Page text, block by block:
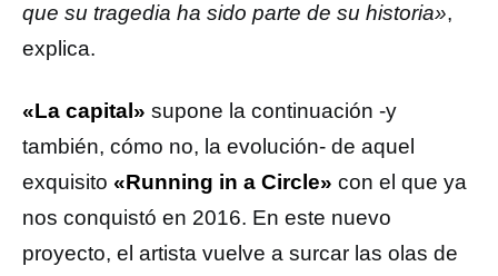
que su tragedia ha sido parte de su historia»,
explica.
«La capital» supone la continuación -y
también, cómo no, la evolución- de aquel
exquisito «Running in a Circle» con el que ya
nos conquistó en 2016. En este nuevo
proyecto, el artista vuelve a surcar las olas de